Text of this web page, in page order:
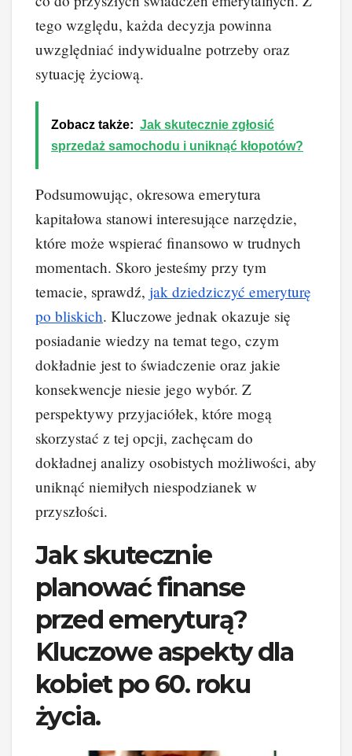
tego względu, każda decyzja powinna
uwzględniać indywidualne potrzeby oraz
sytuację życiową.
Zobacz także: Jak skutecznie zgłosić
sprzedaż samochodu i uniknąć kłopotów?
Podsumowując, okresowa emerytura
kapitałowa stanowi interesujące narzędzie,
które może wspierać finansowo w trudnych
momentach. Skoro jesteśmy przy tym
temacie, sprawdź, jak dziedziczyć emeryturę
po bliskich. Kluczowe jednak okazuje się
posiadanie wiedzy na temat tego, czym
dokładnie jest to świadczenie oraz jakie
konsekwencje niesie jego wybór. Z
perspektywy przyjaciółek, które mogą
skorzystać z tej opcji, zachęcam do
dokładnej analizy osobistych możliwości, aby
uniknąć niemiłych niespodzianek w
przyszłości.
Jak skutecznie
planować finanse
przed emeryturą?
Kluczowe aspekty dla
kobiet po 60. roku
życia.